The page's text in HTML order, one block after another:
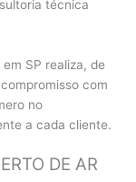
técnica
SP realiza, de
com
no
a cada cliente.
DE AR